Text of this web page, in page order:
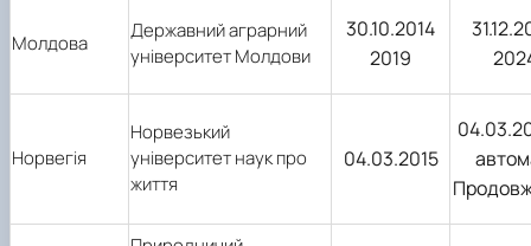
Молдова
Державний аграрний
університет Молдови
30.10.2014
2019
Норвегія
Норвезький
університет наук про
життя
04.03.2015